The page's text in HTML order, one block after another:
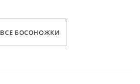
ВСЕ БОСОНОЖКИ